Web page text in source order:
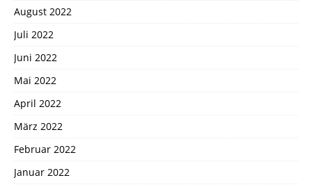
August 2022
Juli 2022
Juni 2022
Mai 2022
April 2022
März 2022
Februar 2022
Januar 2022